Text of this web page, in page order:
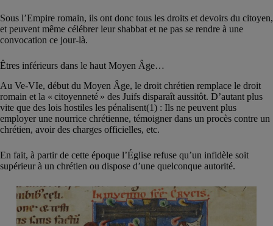
Sous l’Empire romain, ils ont donc tous les droits et devoirs du citoyen,
et peuvent même célébrer leur shabbat et ne pas se rendre à une
convocation ce jour-là.
Êtres inférieurs dans le haut Moyen Âge…
Au Ve-VIe, début du Moyen Âge, le droit chrétien remplace le droit
romain et la « citoyenneté » des Juifs disparaît aussitôt. D’autant plus
vite que des lois hostiles les pénalisent(1) : Ils ne peuvent plus
employer une nourrice chrétienne, témoigner dans un procès contre un
chrétien, avoir des charges officielles, etc.
En fait, à partir de cette époque l’Église refuse qu’un infidèle soit
supérieur à un chrétien ou dispose d’une quelconque autorité.